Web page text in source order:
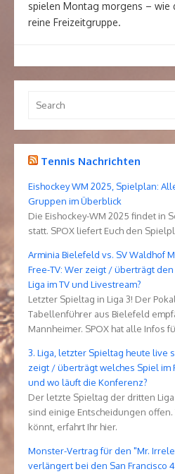
spielen Montag morgens – wie
reine Freizeitgruppe.
Tennis Nachrichten
Eishockey WM 2025, Spielplan:
Gruppen im Überblick
Die Eishockey-WM 2025 findet in
statt. SPOX liefert Euch den
Arminia Bielefeld vs. SV Waldhof
Free-TV: Wer zeigt / überträgt
Liga im TV und Livestream?
Letzter Spieltag in Liga 3! Der
Tabellenführer aus Bielefeld
Mannheimer. SPOX hat alle Infos
3. Liga, letzter Spieltag heute live
zeigt / überträgt welches Spiel im
und wo läuft die Konferenz?
Der letzte Spieltag der dritten
sind einige Entscheidungen
könnt, erfahrt Ihr hier.
Monster-Vertrag für den "Mr.
verlängert bei den San Francisco